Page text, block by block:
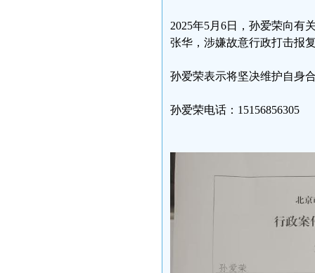
2025年5月6日，孙爱荣向有
张华，涉嫌故意行政打击报
孙爱荣表示将坚决维护自身
孙爱荣电话：15156856305